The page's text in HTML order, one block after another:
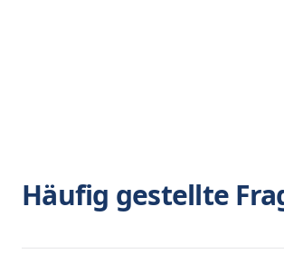
Häufig gestellte